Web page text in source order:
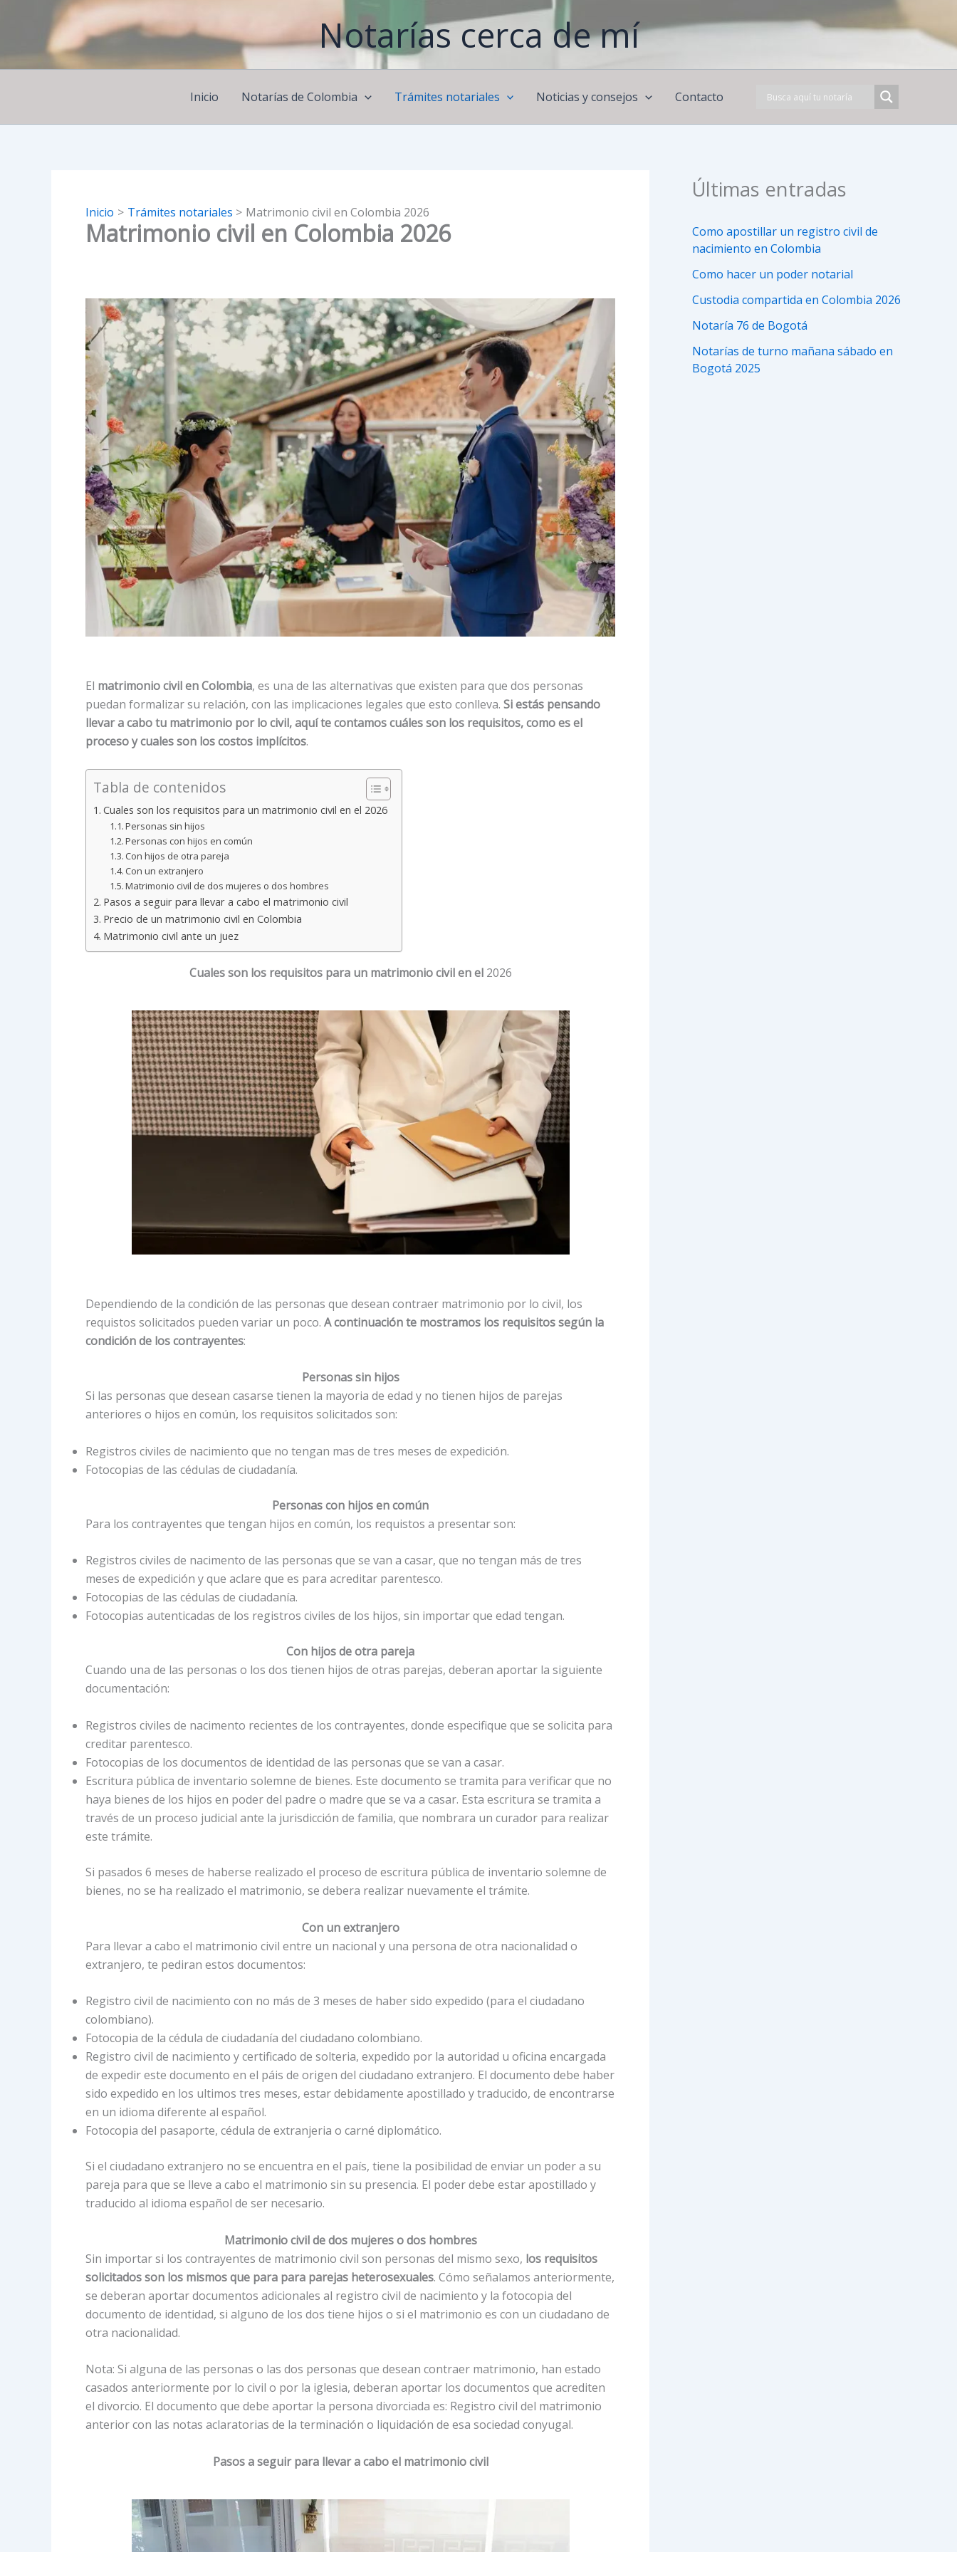
Notarías cerca de mí
Inicio Notarías de Colombia Trámites notariales Noticias y consejos Contacto
Inicio Trámites notariales Matrimonio civil en Colombia 2026
Matrimonio civil en Colombia 2026
El matrimonio civil en Colombia, es una de las alternativas que existen para que dos personas
puedan formalizar su relación, con las implicaciones legales que esto conlleva. Si estás pensando
llevar a cabo tu matrimonio por lo civil, aquí te contamos cuáles son los requisitos, como es el
proceso y cuales son los costos implícitos.
Tabla de contenidos
Cuales son los requisitos para un matrimonio civil en el 2026
Personas sin hijos
Personas con hijos en común
Con hijos de otra pareja
Con un extranjero
Matrimonio civil de dos mujeres o dos hombres
Pasos a seguir para llevar a cabo el matrimonio civil
Precio de un matrimonio civil en Colombia
Matrimonio civil ante un juez
Cuales son los requisitos para un matrimonio civil en el 2026
Dependiendo de la condición de las personas que desean contraer matrimonio por lo civil, los
requistos solicitados pueden variar un poco. A continuación te mostramos los requisitos según la
condición de los contrayentes:
Personas sin hijos
Si las personas que desean casarse tienen la mayoria de edad y no tienen hijos de parejas
anteriores o hijos en común, los requisitos solicitados son:
Registros civiles de nacimiento que no tengan mas de tres meses de expedición.
Fotocopias de las cédulas de ciudadanía.
Personas con hijos en común
Para los contrayentes que tengan hijos en común, los requistos a presentar son:
Registros civiles de nacimento de las personas que se van a casar, que no tengan más de tres
meses de expedición y que aclare que es para acreditar parentesco.
Fotocopias de las cédulas de ciudadanía.
Fotocopias autenticadas de los registros civiles de los hijos, sin importar que edad tengan.
Con hijos de otra pareja
Cuando una de las personas o los dos tienen hijos de otras parejas, deberan aportar la siguiente
documentación:
Registros civiles de nacimento recientes de los contrayentes, donde especifique que se solicita para
creditar parentesco.
Fotocopias de los documentos de identidad de las personas que se van a casar.
Escritura pública de inventario solemne de bienes. Este documento se tramita para verificar que no
haya bienes de los hijos en poder del padre o madre que se va a casar. Esta escritura se tramita a
través de un proceso judicial ante la jurisdicción de familia, que nombrara un curador para realizar
este trámite.
Si pasados 6 meses de haberse realizado el proceso de escritura pública de inventario solemne de
bienes, no se ha realizado el matrimonio, se debera realizar nuevamente el trámite.
Con un extranjero
Para llevar a cabo el matrimonio civil entre un nacional y una persona de otra nacionalidad o
extranjero, te pediran estos documentos:
Registro civil de nacimiento con no más de 3 meses de haber sido expedido (para el ciudadano
colombiano).
Fotocopia de la cédula de ciudadanía del ciudadano colombiano.
Registro civil de nacimiento y certificado de solteria, expedido por la autoridad u oficina encargada
de expedir este documento en el páis de origen del ciudadano extranjero. El documento debe haber
sido expedido en los ultimos tres meses, estar debidamente apostillado y traducido, de encontrarse
en un idioma diferente al español.
Fotocopia del pasaporte, cédula de extranjeria o carné diplomático.
Si el ciudadano extranjero no se encuentra en el país, tiene la posibilidad de enviar un poder a su
pareja para que se lleve a cabo el matrimonio sin su presencia. El poder debe estar apostillado y
traducido al idioma español de ser necesario.
Matrimonio civil de dos mujeres o dos hombres
Sin importar si los contrayentes de matrimonio civil son personas del mismo sexo, los requisitos
solicitados son los mismos que para para parejas heterosexuales. Cómo señalamos anteriormente,
se deberan aportar documentos adicionales al registro civil de nacimiento y la fotocopia del
documento de identidad, si alguno de los dos tiene hijos o si el matrimonio es con un ciudadano de
otra nacionalidad.
Nota: Si alguna de las personas o las dos personas que desean contraer matrimonio, han estado
casados anteriormente por lo civil o por la iglesia, deberan aportar los documentos que acrediten
el divorcio. El documento que debe aportar la persona divorciada es: Registro civil del matrimonio
anterior con las notas aclaratorias de la terminación o liquidación de esa sociedad conyugal.
Pasos a seguir para llevar a cabo el matrimonio civil
Últimas entradas
Como apostillar un registro civil de
nacimiento en Colombia
Como hacer un poder notarial
Custodia compartida en Colombia 2026
Notaría 76 de Bogotá
Notarías de turno mañana sábado en
Bogotá 2025